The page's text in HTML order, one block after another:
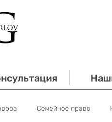
Семейное право